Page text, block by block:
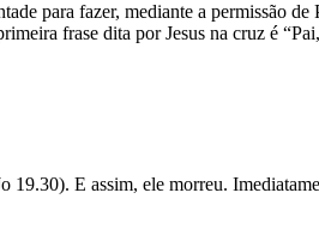
para fazer, mediante a permissão de
frase dita por Jesus na cruz é
19.30). E assim, ele morreu.